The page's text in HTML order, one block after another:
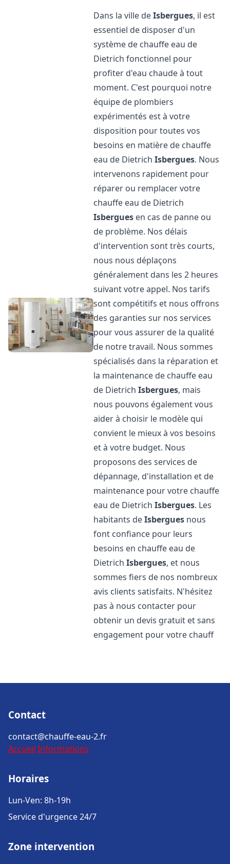
Dans la ville deIsbergues, il est
essentiel de disposer d'un
système de chauffe eau de
Dietrich fonctionnel pour
profiter d'eau chaude à tout
moment. C'est pourquoi notre
équipe de plombiers
expérimentés est à votre
disposition pour toutes vos
besoins en matière de chauffe
eau de DietrichIsbergues. Nous
intervenons rapidement pour
réparer ou remplacer votre
chauffe eau de Dietrich
Isbergues en cas de panne ou
de problème. Nos délais
d'intervention sont très courts,
nous nous déplaçons
généralement dans les 2 heures
suivant votre appel. Nos tarifs
sont compétitifs et nous offrons
des garanties sur nos services
pour vous assurer de la qualité
de notre travail. Nous sommes
spécialisés dans la réparation et
la maintenance de chauffe eau
de DietrichIsbergues, mais
nous pouvons également vous
aider à choisir le modèle qui
convient le mieux à vos besoins
et à votre budget. Nous
proposons des services de
dépannage, d'installation et de
maintenance pour votre chauffe
eau de DietrichIsbergues. Les
habitants deIsbergues nous
font confiance pour leurs
besoins en chauffe eau de
DietrichIsbergues, et nous
sommes fiers de nos nombreux
avis clients satisfaits. N'hésitez
pas à nous contacter pour
obtenir un devis gratuit et sans
engagement pour votre chauff
Contact
contact@chauffe-eau-2.fr
Accueil Informations
Horaires
Lun-Ven: 8h-19h
Service d'urgence 24/7
Zone intervention